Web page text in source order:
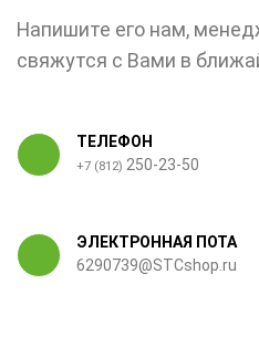
Напишите его нам,
свяжутся с Вами в
ТЕЛЕФОН
+7 (812) 250-23-50
ЭЛЕКТРОННАЯ ПОТА
6290739@STCshop.ru